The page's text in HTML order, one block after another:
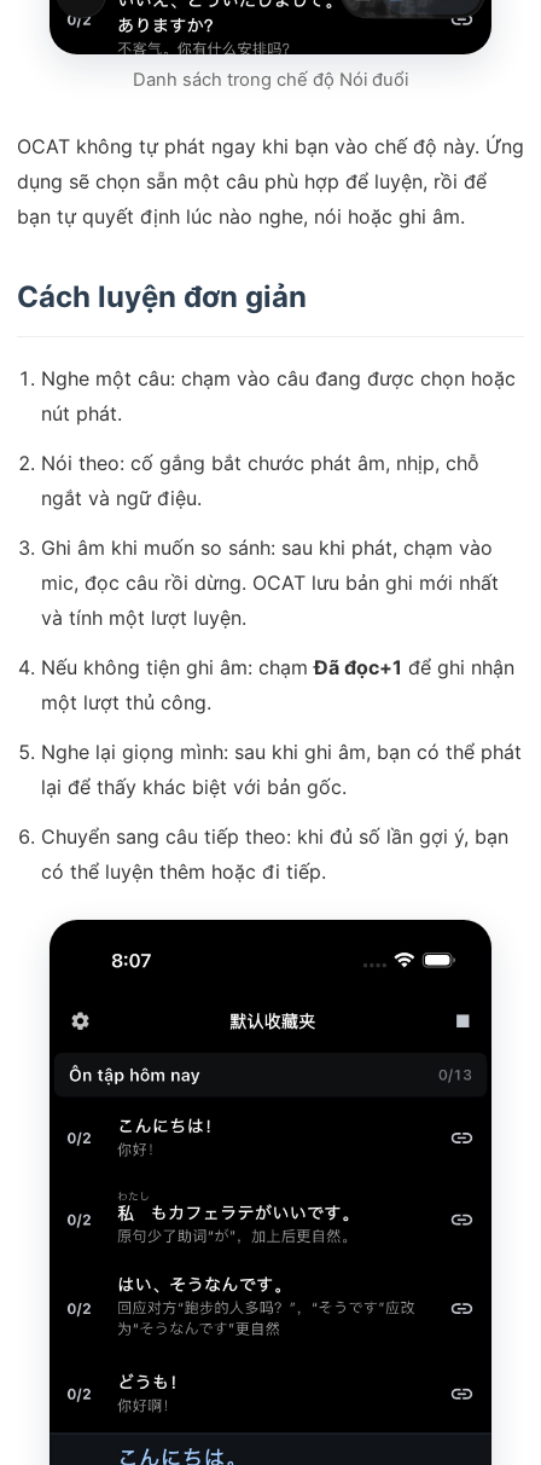
Danh sách trong chế độ Nói đuổi
OCAT không tự phát ngay khi bạn vào chế độ này. Ứng
dụng sẽ chọn sẵn một câu phù hợp để luyện, rồi để
bạn tự quyết định lúc nào nghe, nói hoặc ghi âm.
Cách luyện đơn giản
Nghe một câu: chạm vào câu đang được chọn hoặc
nút phát.
Nói theo: cố gắng bắt chước phát âm, nhịp, chỗ
ngắt và ngữ điệu.
Ghi âm khi muốn so sánh: sau khi phát, chạm vào
mic, đọc câu rồi dừng. OCAT lưu bản ghi mới nhất
và tính một lượt luyện.
Nếu không tiện ghi âm: chạmĐã đọc+1 để ghi nhận
một lượt thủ công.
Nghe lại giọng mình: sau khi ghi âm, bạn có thể phát
lại để thấy khác biệt với bản gốc.
Chuyển sang câu tiếp theo: khi đủ số lần gợi ý, bạn
có thể luyện thêm hoặc đi tiếp.